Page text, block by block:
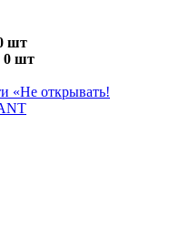
шт
0 шт
«Не открывать!